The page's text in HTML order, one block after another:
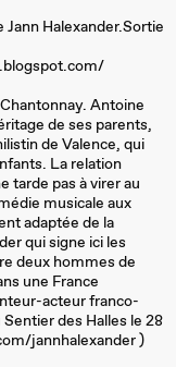
Halexander.Sortie
Antoine
de ses parents,
de Valence, qui
La relation
tarde pas à virer au
musicale aux
adaptée de la
qui signe ici les
deux hommes de
une France
acteur franco-
des Halles le 28
jannhalexander )